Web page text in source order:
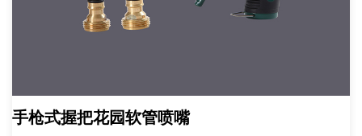
手枪式握把花园软管喷嘴